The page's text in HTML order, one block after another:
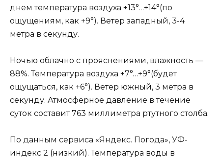
днем температура воздуха +13°…+14°(по
ощущениям, как +9°). Ветер западный, 3-4
метра в секунду.
Ночью облачно с прояснениями, влажность —
88%. Температура воздуха +7°…+9°(будет
ощущаться, как +6°). Ветер южный, 3 метра в
секунду. Атмосферное давление в течение
суток составит 763 миллиметра ртутного столба.
По данным сервиса «Яндекс. Погода», УФ-
индекс 2 (низкий). Температура воды в